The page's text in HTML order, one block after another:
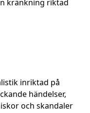
kränkning riktad
inriktad på
händelser,
och skandaler